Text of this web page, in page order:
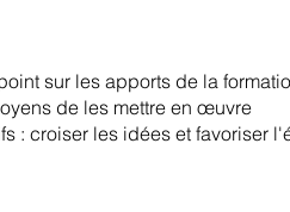
sur les apports de la
de les mettre en œuvre
: croiser les idées et favoriser